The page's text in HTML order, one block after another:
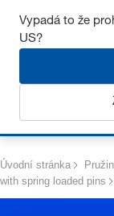
Získejte až
Úvodní stránka
with spring loaded pins
Vypadá to že
US?